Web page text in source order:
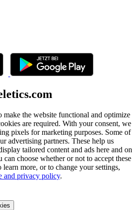
make the website functional and optimize
are required. With your consent, we
pixels for marketing purposes. Some of
advertising partners. These help us
tailored content and ads here and on
can choose whether or not to accept these
more, or to change your settings,
and privacy policy.